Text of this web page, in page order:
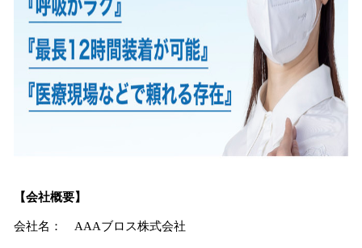
【会社概要】
会社名： AAAブロス株式会社